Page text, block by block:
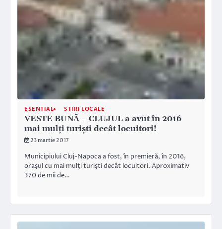
ESENTIAL STIRI LOCALE
VESTE BUNĂ – CLUJUL a avut în 2016
mai mulți turiști decât locuitori!
23 martie 2017
Municipiului Cluj-Napoca a fost, în premieră, în 2016,
oraşul cu mai mulţi turişti decât locuitori. Aproximativ
370 de mii de…